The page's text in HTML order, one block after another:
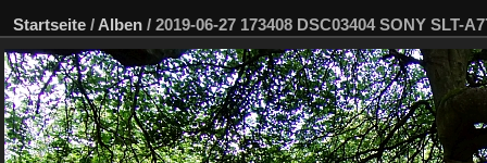
Startseite / Alben / 2019-06-27 173408 DSC03404 SONY SLT-